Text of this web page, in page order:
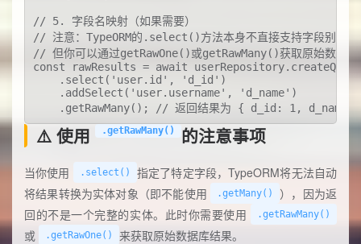
// 5. 字段名映射（如果需要）
// 注意：TypeORM的.select()方法本身不直接支持字段别名映
// 但你可以通过getRawOne()或getRawMany()获取原始数据后
const rawResults = await
    .select('user.id', 'd_id')
    .addSelect('user.username', 'd_name')
.getRawMany(); // 返回结果为 { d_id: 1, d_name:
⚠️ 使用 .getRawMany() 的注意事项
当你使用 .select()
指定了特定字段，TypeORM将无法自动
将结果转换为实体对象（即不能使用
.getMany()
），因为返
回的不是一个完整的实体。此时你需要使用
.getRawMany()
或 .getRawOne() 来获取原始数据库结果。